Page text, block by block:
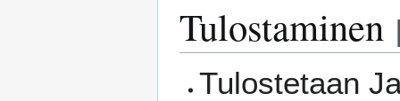
Tulostaminen
Tulostetaan